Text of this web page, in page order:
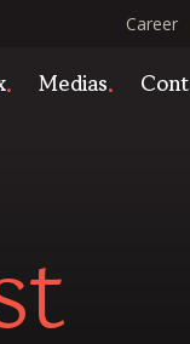
Career
Medias